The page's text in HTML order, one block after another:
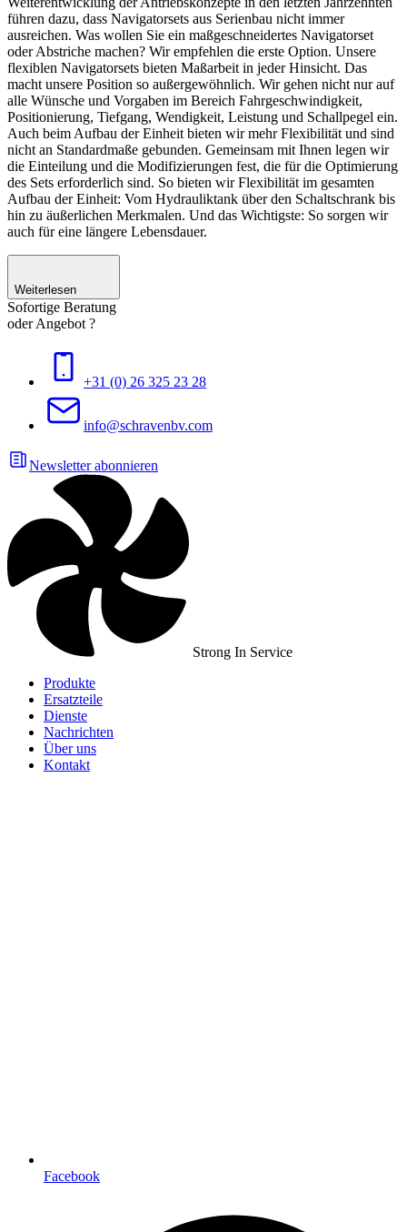
führen dazu, dass Navigatorsets aus Serienbau nicht immer
ausreichen. Was wollen Sie ein maßgeschneidertes Navigatorset
oder Abstriche machen? Wir empfehlen die erste Option. Unsere
flexiblen Navigatorsets bieten Maßarbeit in jeder Hinsicht. Das
macht unsere Position so außergewöhnlich. Wir gehen nicht nur auf
alle Wünsche und Vorgaben im Bereich Fahrgeschwindigkeit,
Positionierung, Tiefgang, Wendigkeit, Leistung und Schallpegel ein.
Auch beim Aufbau der Einheit bieten wir mehr Flexibilität und sind
nicht an Standardmaße gebunden. Gemeinsam mit Ihnen legen wir
die Einteilung und die Modifizierungen fest, die für die Optimierung
des Sets erforderlich sind. So bieten wir Flexibilität im gesamten
Aufbau der Einheit: Vom Hydrauliktank über den Schaltschrank bis
hin zu äußerlichen Merkmalen. Und das Wichtigste: So sorgen wir
auch für eine längere Lebensdauer.
Weiterlesen
Sofortige Beratung
oder Angebot ?
+31 (0) 26 325 23 28
info@schravenbv.com
Newsletter abonnieren
Strong In Service
Produkte
Ersatzteile
Dienste
Nachrichten
Über uns
Kontakt
Facebook